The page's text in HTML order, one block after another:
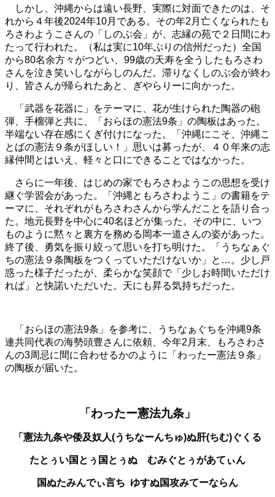
しかし、沖縄からは遠い長野、実際に対面できたのは、そ
れから４年後2024年10月である。その年2月亡くなられたも
ろさわようこさんの「しのぶ会」が、志縁の苑で２日間にわ
たって行われた。（私は実に10年ぶりの信州だった）全国
から80名余方々がつどい、99歳の天寿を全うしたもろさわ
さんを泣き笑いしながらしのんだ。滞りなくしのぶ会が終わ
り、皆さんが帰られたあと、ぎやらりーに向かった。
「武器を花器に」をテーマに、花が生けられた陶器の砲
弾、手榴弾と共に、「おらほの憲法9条」の陶板はあった。
半端ない存在感にくぎ付けになった。「沖縄にこそ、沖縄こ
とばの憲法９条がほしい！」思いは募ったが、４０年来の志
縁仲間とはいえ、軽々と口にできることではなかった。
さらに一年後、はじめの家でもろさわようこの思想を受け
継ぐ学習会があった。「沖縄ともろさわようこ」の書籍をテ
ーマに、それぞれがもろさわさんから学んだことを語り合っ
た。地元長野を中心に40名ほどが集った。その中に、いつ
ものように黙々と裏方を務める岡本一道さんの姿があった。
終了後、勇気を振り絞って思いを打ち明けた。「うちなぁぐ
ちの憲法９条陶板をつくっていただけないか」と…。少し戸
惑った様子だったが、柔らかな笑顔で「少しお時間いただけ
れば」と快諾いただいた。天にも昇る気持ちだった。
「おらほの憲法9条」を参考に、うちなぁぐちを沖縄9条
連共同代表の海勢頭豊さんに依頼、今年2月末、もろさわさ
んの3周忌に間に合わせるかのように「わったー憲法９条」
の陶板が届いた。
「わったー憲法九条」
「憲法九条や倭及奴人(うちなーんちゅ)ぬ肝(ちむ)ぐくる
たとぅい国とぅ国とぅぬ むみぐとぅがあてぃん
国ぬたみんでぃ言ち ゆすぬ国攻みてーならん